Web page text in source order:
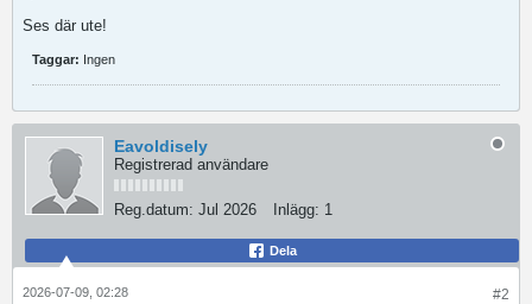
Ses där ute!
Taggar: Ingen
Eavoldisely
Registrerad användare
Reg.datum: Jul 2026 Inlägg: 1
Dela
#2
2026-07-09, 02:28